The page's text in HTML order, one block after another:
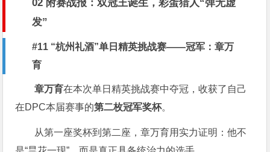
02 附赛战报：双冠王诞生，彩蛋猎人“弹无虚
发”
#11 “杭州礼酒”单日精英挑战赛——冠军：章万
育
章万育在本次单日精英挑战赛中夺冠，收获了自己
在DPC本届赛事的第二枚冠军奖杯。
从第一座奖杯到第二座，章万育用实力证明：他不